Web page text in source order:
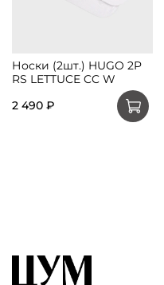
Носки (2шт.) HUGO 2P
RS LETTUCE CC W
2 490 ₽